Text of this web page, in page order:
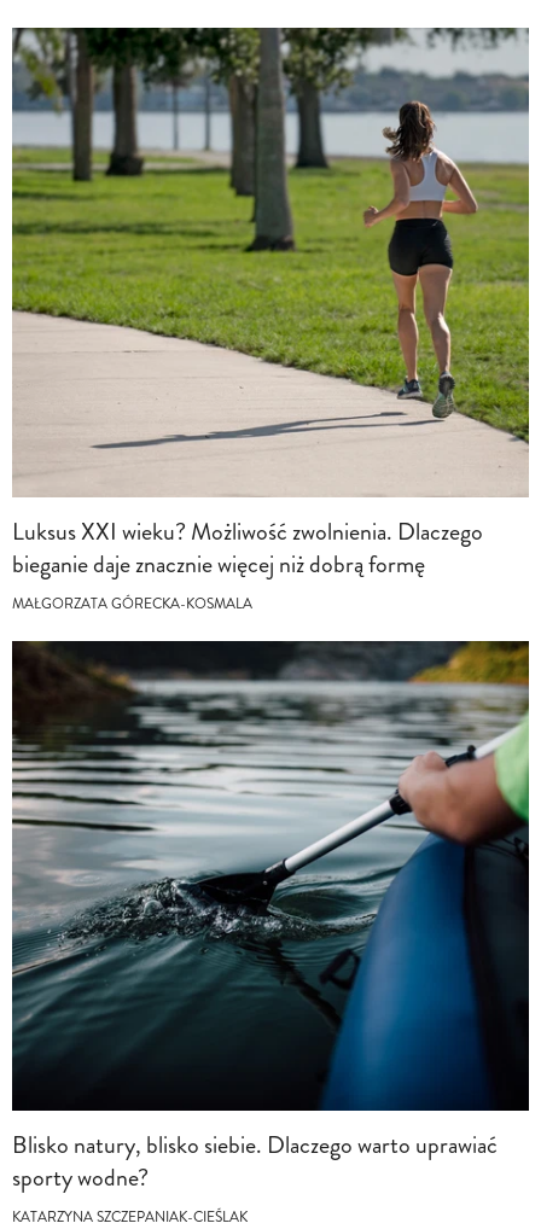
Luksus XXI wieku? Możliwość zwolnienia. Dlaczego
bieganie daje znacznie więcej niż dobrą formę
MAŁGORZATA GÓRECKA-KOSMALA
Blisko natury, blisko siebie. Dlaczego warto uprawiać
sporty wodne?
KATARZYNA SZCZEPANIAK-CIEŚLAK